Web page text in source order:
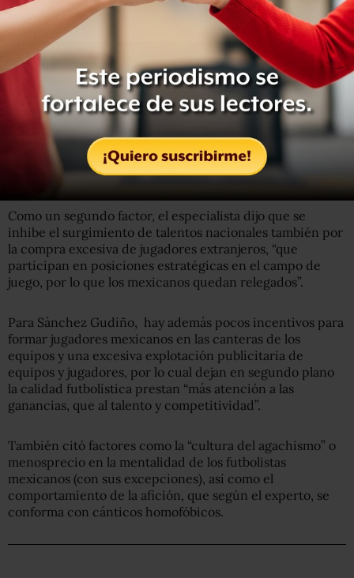
Futbol, un negocio redondo en México
Hugo Sánchez Gudiño, académico de la Facultad de
Estudios Superiores Aragón y de la Facultad de Ciencias
Políticas y Sociales explicó que no se llega a ese ansiado
juego desde el Mundial de 1986 porque el actual modelo
de negocios de este deporte en el país prioriza la
ganancia publicitaria y no el desarrollo de jugadores
profesionales.
Como un segundo factor, el especialista dijo que se
inhibe el surgimiento de talentos nacionales también por
la compra excesiva de jugadores extranjeros, “que
participan en posiciones estratégicas en el campo de
juego, por lo que los mexicanos quedan relegados”.
Para Sánchez Gudiño, hay además pocos incentivos para
formar jugadores mexicanos en las canteras de los
equipos y una excesiva explotación publicitaria de
equipos y jugadores, por lo cual dejan en segundo plano
la calidad futbolística prestan “más atención a las
ganancias, que al talento y competitividad”.
También citó factores como la “cultura del agachismo” o
menosprecio en la mentalidad de los futbolistas
mexicanos (con sus excepciones), así como el
comportamiento de la afición, que según el experto, se
conforma con cánticos homofóbicos.